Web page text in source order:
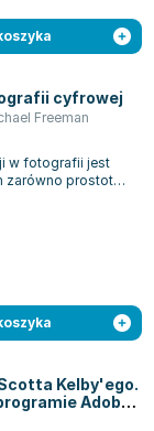
cyfrowej
Freeman
w fotografii jest
zarówno prostoty,
Kelby'ego.
Adobe
CC